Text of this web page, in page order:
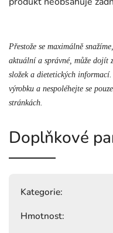
Přestože se maximálně
aktuální a správné, může dojít
složek a dietetických
výrobku a nespoléhejte se
stránkách.
Doplňkové
Kategorie:
Hmotnost: